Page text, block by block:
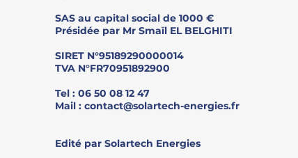
SAS au capital social de 1000 €
​Présidée par Mr Smaïl EL BELGHITI
​SIRET N°95189290000014
TVA N°FR70951892900
​Tel : 06 50 08 12 47
Mail : contact@solartech-energies.fr
Edité par Solartech Energies